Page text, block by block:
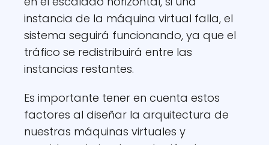
instancia de la máquina virtual falla, el
sistema seguirá funcionando, ya que el
tráfico se redistribuirá entre las
instancias restantes.
Es importante tener en cuenta estos
factores al diseñar la arquitectura de
nuestras máquinas virtuales y